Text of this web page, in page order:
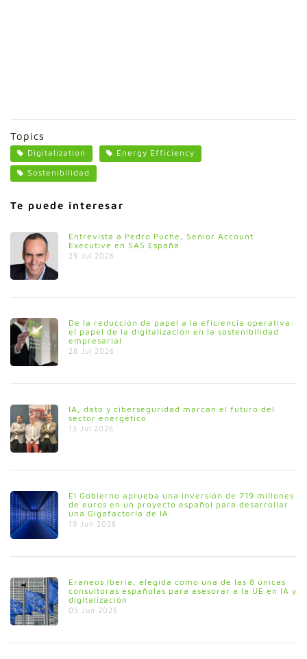
Topics
Digitalization
Energy Efficiency
Sostenibilidad
Te puede interesar
Entrevista a Pedro Puche, Senior Account
Executive en SAS España
29 Jul 2026
De la reducción de papel a la eficiencia operativa:
el papel de la digitalización en la sostenibilidad
empresarial
28 Jul 2026
IA, dato y ciberseguridad marcan el futuro del
sector energético
13 Jul 2026
El Gobierno aprueba una inversión de 719 millones
de euros en un proyecto español para desarrollar
una Gigafactoría de IA
19 Jun 2026
Eraneos Iberia, elegida como una de las 8 únicas
consultoras españolas para asesorar a la UE en IA y
digitalización
05 Jun 2026